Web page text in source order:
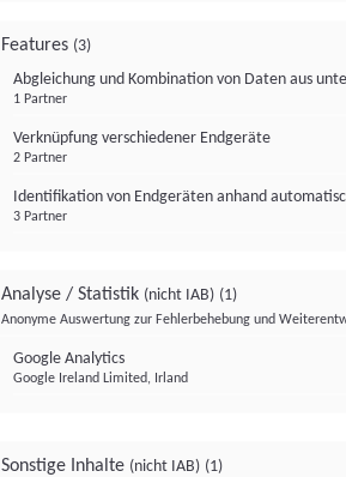
Features (3)
Abgleichung und Kombination von Daten aus
1 Partner
Verknüpfung verschiedener Endgeräte
2 Partner
Identifikation von Endgeräten anhand
3 Partner
Analyse / Statistik (nicht IAB) (1)
Anonyme Auswertung zur Fehlerbehebung und
Google Analytics
Google Ireland Limited, Irland
Sonstige Inhalte (nicht IAB) (1)